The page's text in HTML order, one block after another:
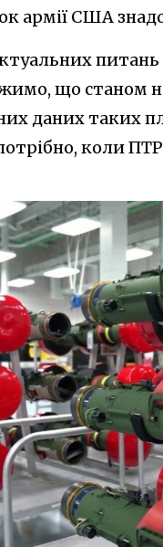
армії США
питань
що станом
даних таких
потрібно, коли